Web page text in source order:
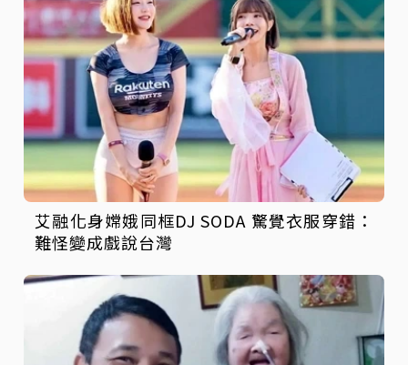
艾融化身嫦娥同框DJ SODA 驚覺衣服穿錯：
難怪變成戲說台灣